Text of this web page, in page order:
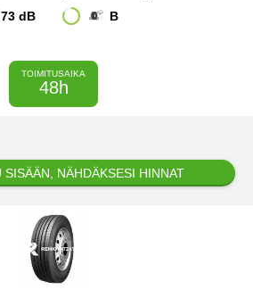
73 dB
B
TOIMITUSAIKA
48h
SISÄÄN, NÄHDÄKSESI HINNAT